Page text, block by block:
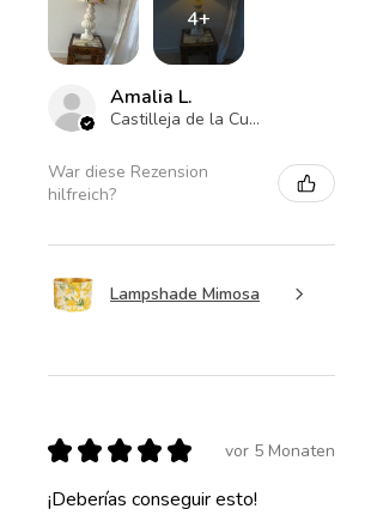
4+
Amalia L.
Castilleja de la Cuesta , ES-AN
War diese Rezension
hilfreich?
Lampshade Mimosa
★ ★ ★ ★ ★ vor 5 Monaten
¡Deberías conseguir esto!